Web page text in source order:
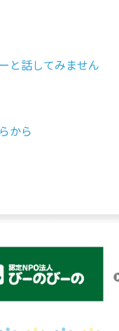
と話してみません
から